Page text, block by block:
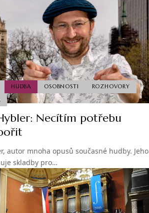
HUDBA OSOBNOSTI
ROZHOVORY
Necítím potřebu
autor mnoha opusů současné hudby. Jeho
skladby pro…